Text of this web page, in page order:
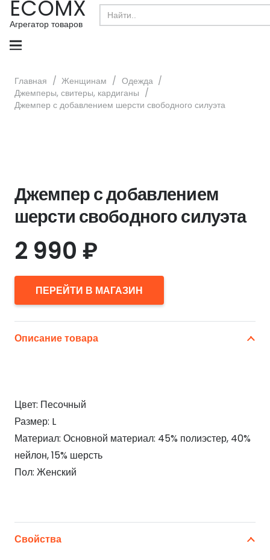
ECOMX
Агрегатор товаров
Search
for:
Главная / Женщинам / Одежда /
Джемперы, свитеры, кардиганы /
Джемпер с добавлением шерсти свободного силуэта
Джемпер с добавлением
шерсти свободного силуэта
2 990 ₽
ПЕРЕЙТИ В МАГАЗИН
Описание товара
Цвет: Песочный
Размер: L
Материал: Основной материал: 45% полиэстер, 40%
нейлон, 15% шерсть
Пол: Женский
Свойства